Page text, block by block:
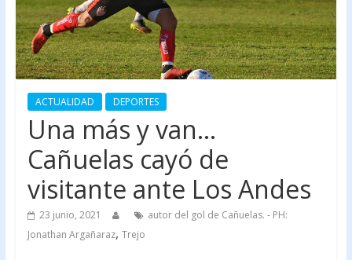
ACTUALIDAD DEPORTES
Una más y van…
Cañuelas cayó de
visitante ante Los Andes
23 junio, 2021
autor del gol de Cañuelas. - PH:
Jonathan Argañaraz, Trejo